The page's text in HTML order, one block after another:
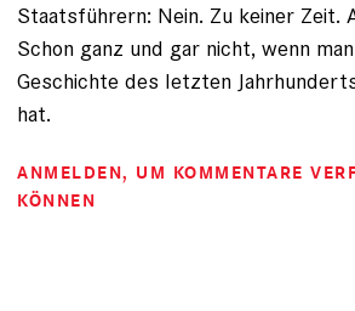
Staatsführern: Nein. Zu keiner Zeit.
Schon ganz und gar nicht, wenn
Geschichte des letzten
hat.
ANMELDEN, UM KOMMENTARE
KÖNNEN